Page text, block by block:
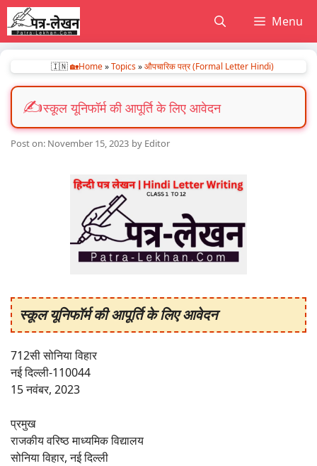
Skip
to
content
Menu
🇮🇳 🏡Home»Topics»औपचारिक पत्र (Formal Letter Hindi)
स्कूल यूनिफॉर्म की आपूर्ति के लिए आवेदन
November 15, 2023 by Editor
स्कूल यूनिफॉर्म की आपूर्ति के लिए आवेदन
712सी सोनिया विहार
नई दिल्ली-110044
15 नवंबर, 2023
प्रमुख
राजकीय वरिष्ठ माध्यमिक विद्यालय
सोनिया विहार, नई दिल्ली